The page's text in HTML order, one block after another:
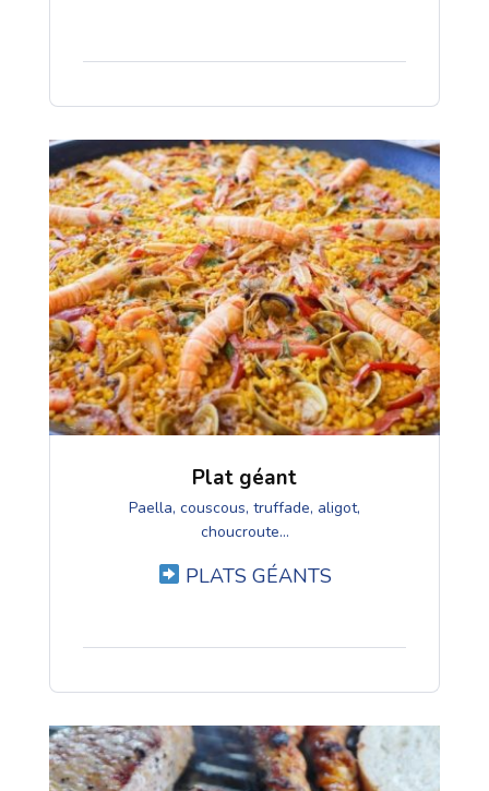
Plat géant
Paella, couscous, truffade, aligot,
choucroute...
PLATS GÉANTS